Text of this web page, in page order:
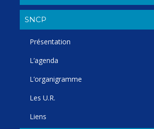
SNCP
Présentation
L’agenda
L’organigramme
Les U.R.
Liens